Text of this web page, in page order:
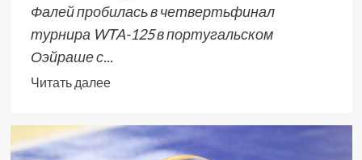
Фалей пробилась в четвертьфинал
турнира WTA-125 в португальском
Оэйраше с...
Читать далее